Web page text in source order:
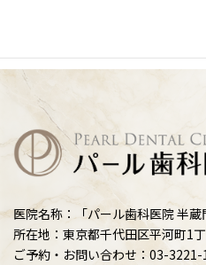
医院名称：「パール歯科医院 半蔵
所在地：東京都千代田区平河町1
ご予約・お問い合わせ：03-3221-